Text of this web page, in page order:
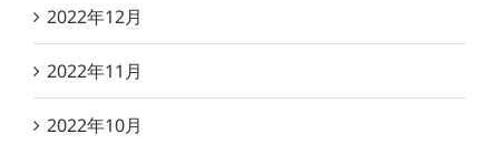
2022年12月
2022年11月
2022年10月